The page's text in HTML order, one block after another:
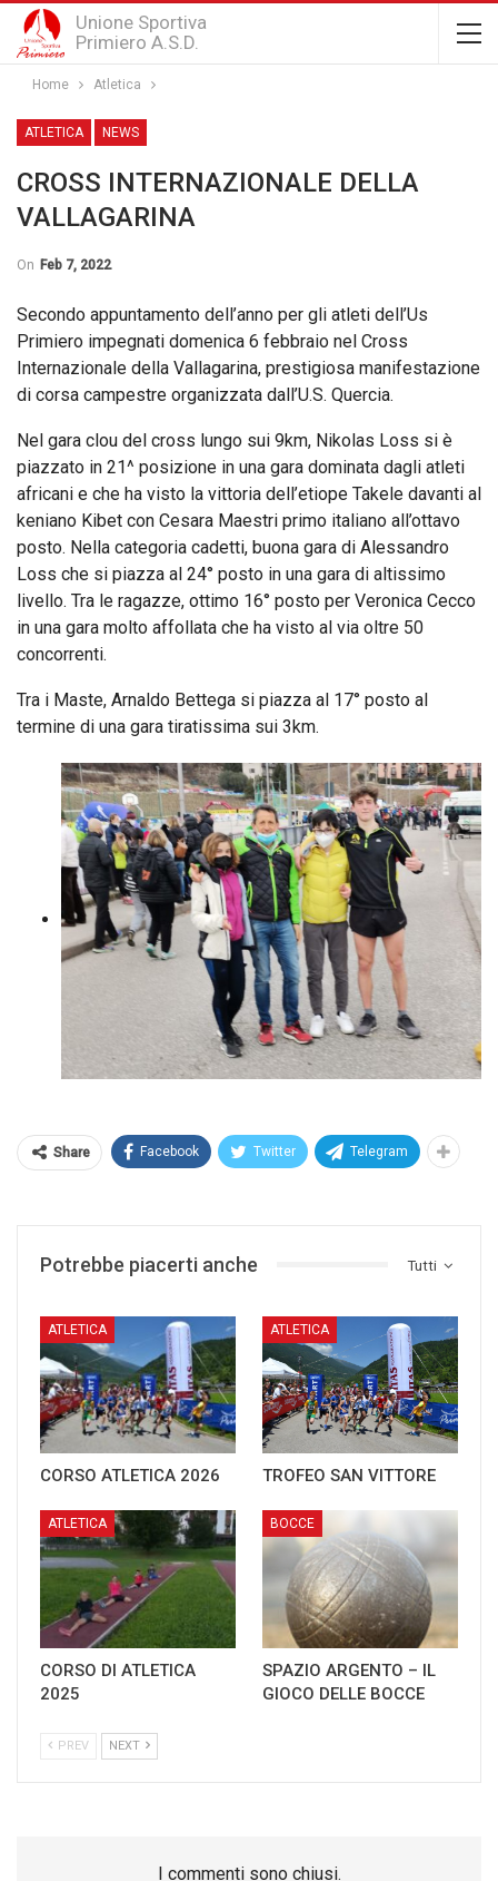
Unione Sportiva
Primiero A.S.D.
Home Atletica
ATLETICA NEWS
CROSS INTERNAZIONALE DELLA
VALLAGARINA
On Feb 7, 2022
Secondo appuntamento dell’anno per gli atleti dell’Us
Primiero impegnati domenica 6 febbraio nel Cross
Internazionale della Vallagarina, prestigiosa manifestazione
di corsa campestre organizzata dall’U.S. Quercia.
Nel gara clou del cross lungo sui 9km, Nikolas Loss si è
piazzato in 21^ posizione in una gara dominata dagli atleti
africani e che ha visto la vittoria dell’etiope Takele davanti al
keniano Kibet con Cesara Maestri primo italiano all’ottavo
posto. Nella categoria cadetti, buona gara di Alessandro
Loss che si piazza al 24° posto in una gara di altissimo
livello. Tra le ragazze, ottimo 16° posto per Veronica Cecco
in una gara molto affollata che ha visto al via oltre 50
concorrenti.
Tra i Maste, Arnaldo Bettega si piazza al 17° posto al
termine di una gara tiratissima sui 3km.
Share Facebook Twitter Telegram
Tutti
Potrebbe piacerti anche
ATLETICA
CORSO ATLETICA 2026
ATLETICA
TROFEO SAN VITTORE
ATLETICA
CORSO DI ATLETICA
2025
BOCCE
SPAZIO ARGENTO – IL
GIOCO DELLE BOCCE
PREV NEXT
I commenti sono chiusi.